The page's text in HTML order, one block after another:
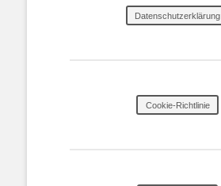
Datenschutzerklärung
Cookie-Richtlinie